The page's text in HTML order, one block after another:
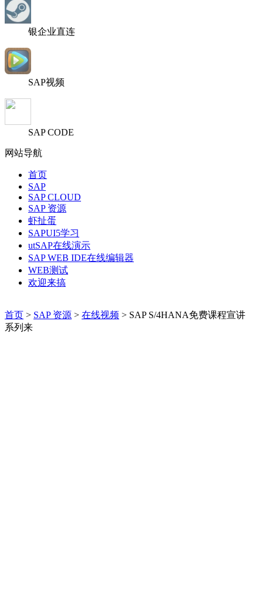
银企业直连
SAP视频
SAP CODE
网站导航
首页
SAP
SAP CLOUD
SAP 资源
虾扯蛋
SAPUI5学习
utSAP在线演示
SAP WEB IDE在线编辑器
WEB测试
欢迎来搞
首页 > SAP 资源 > 在线视频 > SAP S/4HANA免费课程宣讲
系列来